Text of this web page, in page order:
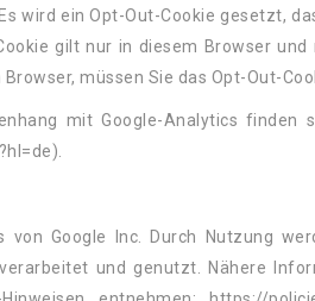
wird ein Opt-Out-Cookie gesetzt,
gilt nur in diesem Browser
müssen Sie das Opt-Out-
mit Google-Analytics finden
Google Inc. Durch Nutzung
und genutzt. Nähere